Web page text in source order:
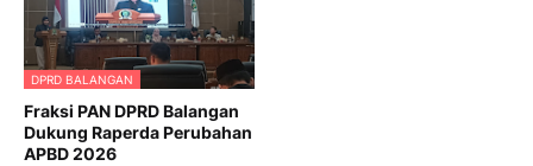
DPRD BALANGAN
Fraksi PAN DPRD Balangan
Dukung Raperda Perubahan
APBD 2026